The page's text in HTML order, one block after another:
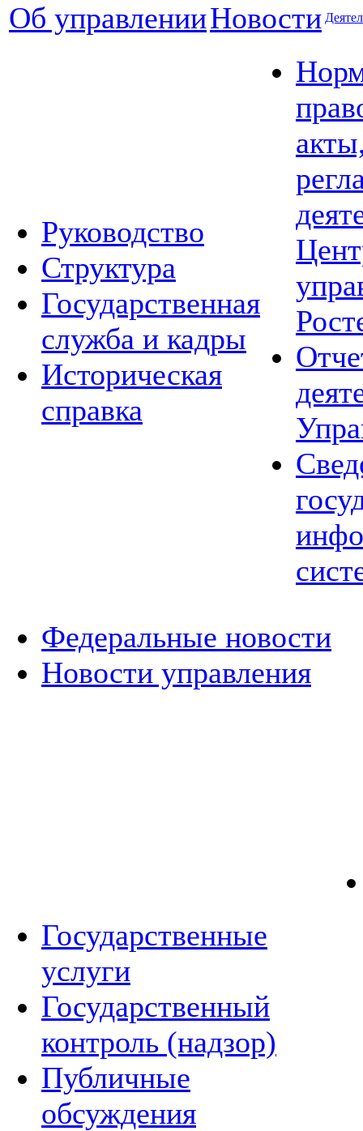
Об управленииНовости
Руководство
Структура
Государственная
служба и кадры
Историческая
справка
Федеральные новости
Новости управления
Государственные
услуги
Государственный
контроль (надзор)
Публичные
обсуждения